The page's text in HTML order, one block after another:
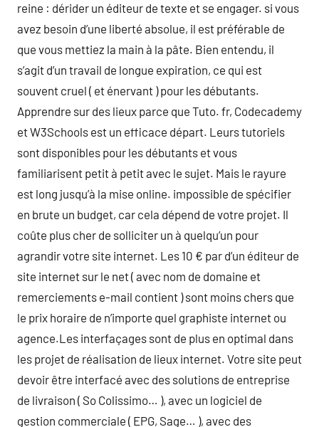
reine : dérider un éditeur de texte et se engager. si vous
avez besoin d’une liberté absolue, il est préférable de
que vous mettiez la main à la pâte. Bien entendu, il
s’agit d’un travail de longue expiration, ce qui est
souvent cruel ( et énervant ) pour les débutants.
Apprendre sur des lieux parce que Tuto. fr, Codecademy
et W3Schools est un efficace départ. Leurs tutoriels
sont disponibles pour les débutants et vous
familiarisent petit à petit avec le sujet. Mais le rayure
est long jusqu’à la mise online. impossible de spécifier
en brute un budget, car cela dépend de votre projet. Il
coûte plus cher de solliciter un à quelqu’un pour
agrandir votre site internet. Les 10 € par d’un éditeur de
site internet sur le net ( avec nom de domaine et
remerciements e-mail contient ) sont moins chers que
le prix horaire de n’importe quel graphiste internet ou
agence.Les interfaçages sont de plus en optimal dans
les projet de réalisation de lieux internet. Votre site peut
devoir être interfacé avec des solutions de entreprise
de livraison ( So Colissimo… ), avec un logiciel de
gestion commerciale ( EPG, Sage… ), avec des